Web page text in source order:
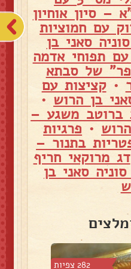
– סיון אוחיון
עם חמוציות
סאני בן
תפוחי אדמה
של סבתא
•קציצות עם
בן הרוש •
ברוטב משגע –
• פרגיות
בתנור –
דג מרוקאי חריף
סאני בן
282 צפיות